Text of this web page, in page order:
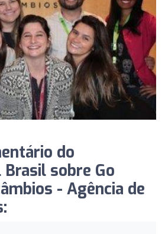
do
sobre Go
- Agência de